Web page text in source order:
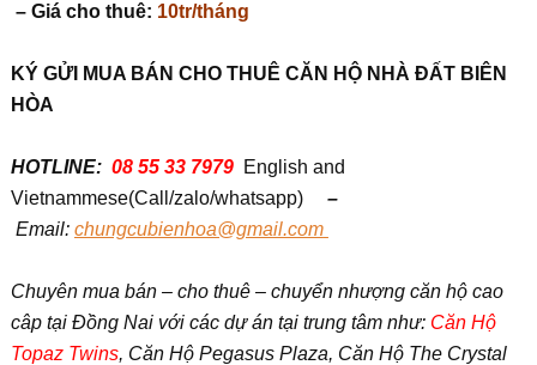
– Giá cho thuê: 10tr/tháng
KÝ GỬI MUA BÁN CHO THUÊ CĂ N HỘNHÀ ĐẤT BIÊN
HÒA
HOTLINE: 08 55 33 7979 English and
Vietnammese(Call/zalo/whatsapp)
–
Email: chungcubienhoa@gmail.com
Chuyên mua bán – cho thuê – chuyển nhượng căn hộ cao
câp tại Đồng Nai với các dự án tại trung tâm như: Căn Hộ
Topaz Twins, Căn Hộ Pegasus Plaza, Căn Hộ The Crystal